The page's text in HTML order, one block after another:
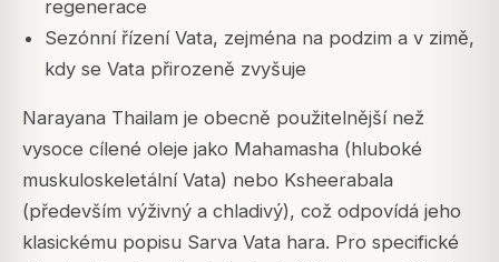
regenerace
Sezónní řízení Vata, zejména na podzim a v zimě,
kdy se Vata přirozeně zvyšuje
Narayana Thailam je obecně použitelnější než
vysoce cílené oleje jako Mahamasha (hluboké
muskuloskeletální Vata) nebo Ksheerabala
(především výživný a chladivý), což odpovídá jeho
klasickému popisu Sarva Vata hara. Pro specifické